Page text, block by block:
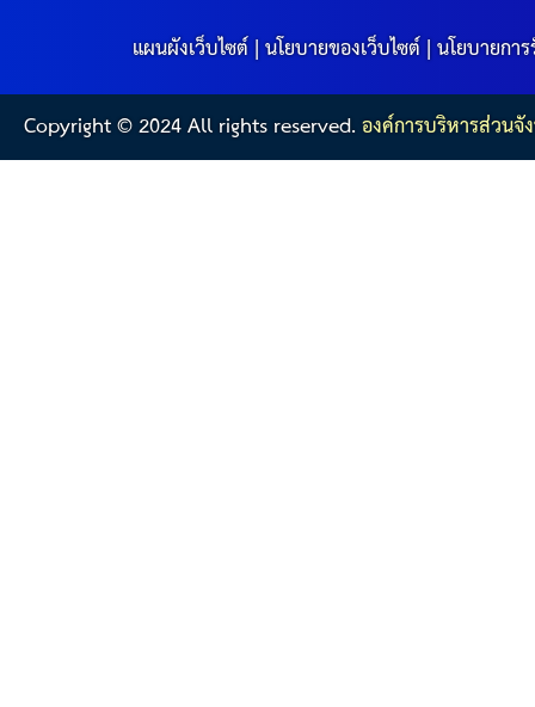
แผนผังเว็บไซต์|นโยบายของเว็บไซต์|นโยบายกา
Copyright © 2024 All rights reserved.องค์การบริหารส่วน